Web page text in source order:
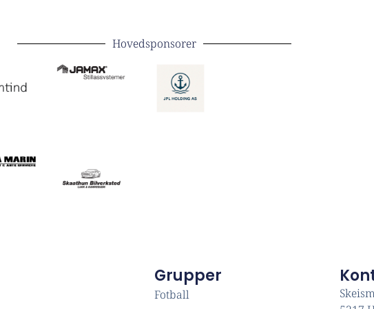
Hovedsponsorer
Grupper
Fotball